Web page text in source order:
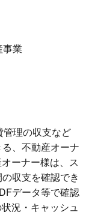
業
管理の収支など
、不動産オーナ
ーナー様は、ス
収支を確認でき
データ等で確認
況・キャッシュ